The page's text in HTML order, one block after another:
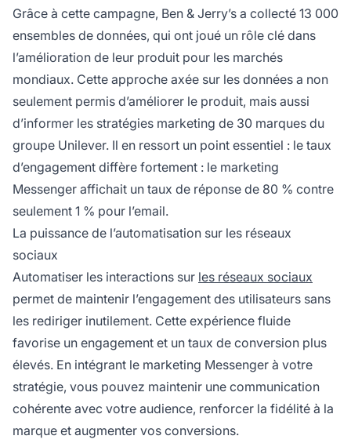
Grâce à cette campagne, Ben & Jerry’s a collecté 13 000
ensembles de données, qui ont joué un rôle clé dans
l’amélioration de leur produit pour les marchés
mondiaux. Cette approche axée sur les données a non
seulement permis d’améliorer le produit, mais aussi
d’informer les stratégies marketing de 30 marques du
groupe Unilever. Il en ressort un point essentiel : le taux
d’engagement diffère fortement : le marketing
Messenger affichait un taux de réponse de 80 % contre
seulement 1 % pour l’email.
La puissance de l’automatisation sur les réseaux
sociaux
Automatiser les interactions sur les réseaux sociaux
permet de maintenir l’engagement des utilisateurs sans
les rediriger inutilement. Cette expérience fluide
favorise un engagement et un taux de conversion plus
élevés. En intégrant le marketing Messenger à votre
stratégie, vous pouvez maintenir une communication
cohérente avec votre audience, renforcer la fidélité à la
marque et augmenter vos conversions.